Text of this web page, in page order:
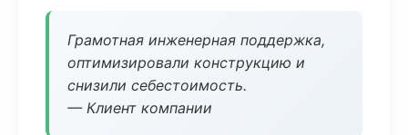
Грамотная инженерная поддержка,
оптимизировали конструкцию и
снизили себестоимость.
— Клиент компании